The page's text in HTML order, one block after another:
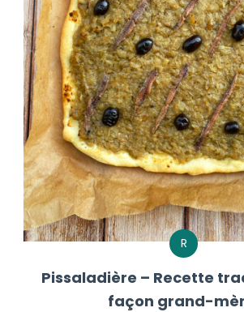
R
Pissaladière – Recette
façon grand-